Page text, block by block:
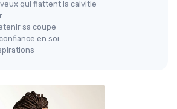
qui flattent la calvitie
sa coupe
en soi